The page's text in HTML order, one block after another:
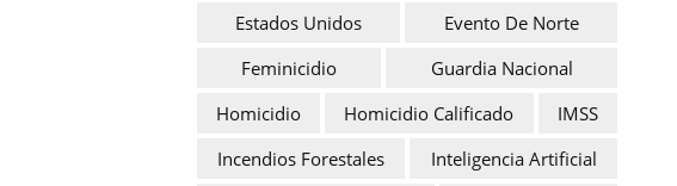
Estados Unidos
Evento De Norte
Feminicidio
Guardia Nacional
Homicidio
Homicidio Calificado
IMSS
Incendios Forestales
Inteligencia Artificial